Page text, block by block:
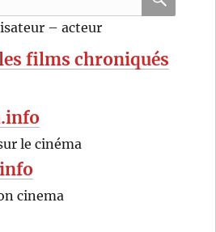
– acteur
films chroniqués
le cinéma
cinema